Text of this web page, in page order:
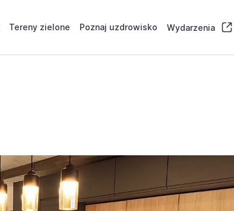
Tereny zielone Poznaj uzdrowisko Wydarzenia